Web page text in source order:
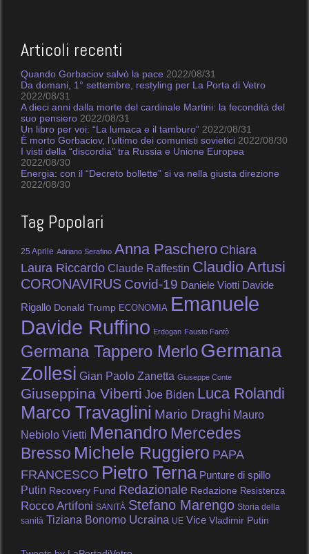
Articoli recenti
Quando Gorbaciov salvò la pace 2022/08/31
Da domani, 1° settembre, restyling per La Porta di Vetro
2022/08/31
A dieci anni dalla morte del cardinale Martini: la fecondità del
suo pensiero 2022/08/31
Un libro per voi: “La lumaca e il tamburo” 2022/08/31
È morto Gorbaciov, l’ultimo dei comunisti sovietici 2022/08/30
I visti della “discordia” tra Russia e Unione Europea
2022/08/30
Energia: con il “Decreto bollette” si va nella giusta direzione
2022/08/30
Tag Popolari
25 Aprile Adriano Serafino Anna Paschero Chiara
Laura Riccardo Claude Raffestin Claudio Artusi
CORONAVIRUS Covid-19 Daniele Viotti Davide
Rigallo Donald Trump ECONOMIA Emanuele
Davide Ruffino Erdogan Fausto Fantò
Germana Tappero MerloGermana
Zollesi Gian Paolo Zanetta Giuseppe Conte
Giuseppina Viberti Joe Biden Luca Rolandi
Marco Travaglini Mario Draghi Mauro
Nebiolo Vietti Menandro Mercedes
Bresso Michele Ruggiero PAPA
FRANCESCO Pietro Terna Punture di spillo
Putin Recovery Fund Redazionale Redazione Resistenza
Rocco Artifoni SANITÀ Stefano Marengo Storia della
sanità Tiziana Bonomo Ucraina UE Vice Vladimir Putin